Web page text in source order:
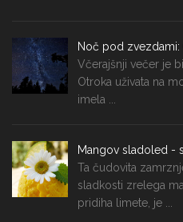
Noč pod zvezdami:
Včerajšnji večer je
Otroka uživata na
imela ...
Mangov sladoled -
Ta čudovita
sladkosti zrelega
pridiha limete, je ...